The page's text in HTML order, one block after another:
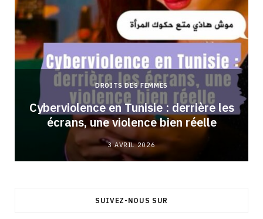
DROITS DES FEMMES
Cyberviolence en Tunisie : derrière les
écrans, une violence bien réelle
3 AVRIL 2026
SUIVEZ-NOUS SUR